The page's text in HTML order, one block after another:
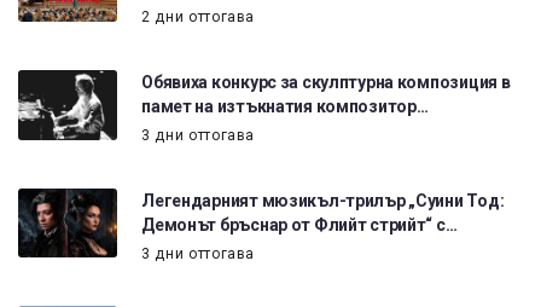
2 дни оттогава
Обявиха конкурс за скулптурна композиция в
памет на изтъкнатия композитор…
3 дни оттогава
Легендарният мюзикъл-трилър „Суини Тод:
Демонът бръснар от Флийт стрийт“ с…
3 дни оттогава